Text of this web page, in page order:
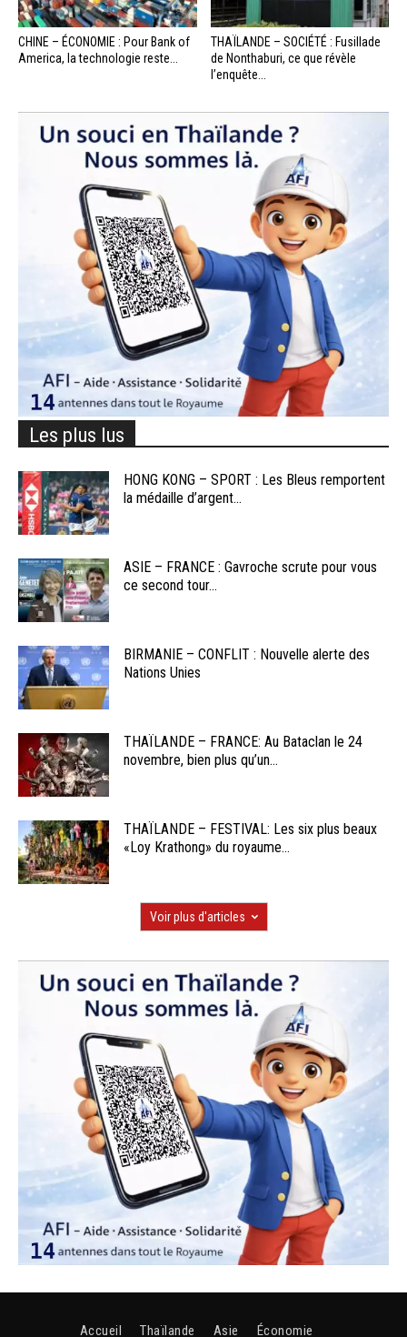
CHINE – ÉCONOMIE : Pour Bank of
America, la technologie reste...
THAÏLANDE – SOCIÉTÉ : Fusillade
de Nonthaburi, ce que révèle
l’enquête...
Les plus lus
HONG KONG – SPORT : Les Bleus remportent
la médaille d’argent...
ASIE – FRANCE : Gavroche scrute pour vous
ce second tour...
BIRMANIE – CONFLIT : Nouvelle alerte des
Nations Unies
THAÏLANDE – FRANCE: Au Bataclan le 24
novembre, bien plus qu’un...
THAÏLANDE – FESTIVAL: Les six plus beaux
«Loy Krathong» du royaume...
Voir plus d'articles
Accueil Thaïlande Asie Économie